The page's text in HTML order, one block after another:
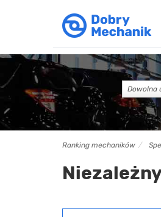
Dowolna
Ranking mechaników